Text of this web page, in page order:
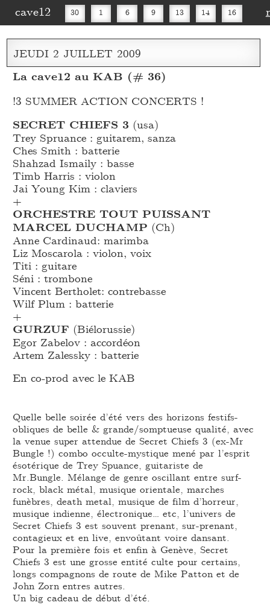
cave12 30 1 6 9 13 14 16
20 27 30
JEUDI 2 JUILLET 2009
La cave12 au KAB (# 36)
!3 SUMMER ACTION CONCERTS !
SECRET CHIEFS 3 (usa)
Trey Spruance : guitarem, sanza
Ches Smith : batterie
Shahzad Ismaily : basse
Timb Harris : violon
Jai Young Kim : claviers
+
ORCHESTRE TOUT PUISSANT
MARCEL DUCHAMP (Ch)
Anne Cardinaud: marimba
Liz Moscarola : violon, voix
Titi : guitare
Séni : trombone
Vincent Bertholet: contrebasse
Wilf Plum : batterie
+
GURZUF (Biélorussie)
Egor Zabelov : accordéon
Artem Zalessky : batterie
En co-prod avec le KAB
Quelle belle soirée d’été vers des horizons festifs-
obliques de belle & grande/somptueuse qualité, avec
la venue super attendue de Secret Chiefs 3 (ex-Mr
Bungle !) combo occulte-mystique mené par l’esprit
ésotérique de Trey Spuance, guitariste de
Mr.Bungle. Mélange de genre oscillant entre surf-
rock, black métal, musique orientale, marches
funèbres, death metal, musique de film d’horreur,
musique indienne, électronique… etc, l’univers de
Secret Chiefs 3 est souvent prenant, sur-prenant,
contagieux et en live, envoûtant voire dansant.
Pour la première fois et enfin à Genève, Secret
Chiefs 3 est une grosse entité culte pour certains,
longs compagnons de route de Mike Patton et de
John Zorn entres autres.
Un big cadeau de début d’été.